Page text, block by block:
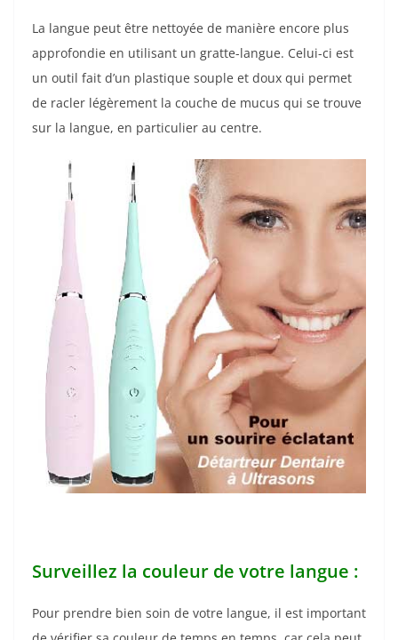
La langue peut être nettoyée de manière encore plus
approfondie en utilisant un gratte-langue. Celui-ci est
un outil fait d’un plastique souple et doux qui permet
de racler légèrement la couche de mucus qui se trouve
sur la langue, en particulier au centre.
Surveillez la couleur de votre langue :
Pour prendre bien soin de votre langue, il est important